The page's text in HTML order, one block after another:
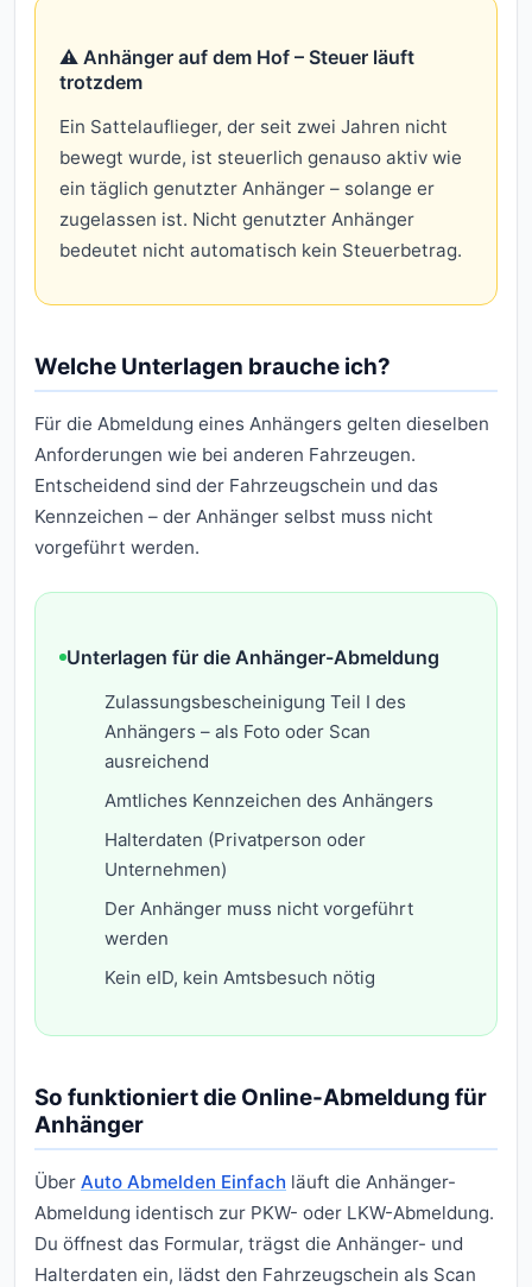
⚠️ Anhänger auf dem Hof – Steuer läuft
trotzdem
Ein Sattelauflieger, der seit zwei Jahren nicht
bewegt wurde, ist steuerlich genauso aktiv wie
ein täglich genutzter Anhänger – solange er
zugelassen ist. Nicht genutzter Anhänger
bedeutet nicht automatisch kein Steuerbetrag.
Welche Unterlagen brauche ich?
Für die Abmeldung eines Anhängers gelten dieselben
Anforderungen wie bei anderen Fahrzeugen.
Entscheidend sind der Fahrzeugschein und das
Kennzeichen – der Anhänger selbst muss nicht
vorgeführt werden.
Unterlagen für die Anhänger-Abmeldung
Zulassungsbescheinigung Teil I des
Anhängers – als Foto oder Scan
ausreichend
Amtliches Kennzeichen des Anhängers
Halterdaten (Privatperson oder
Unternehmen)
Der Anhänger muss nicht vorgeführt
werden
Kein eID, kein Amtsbesuch nötig
So funktioniert die Online-Abmeldung für
Anhänger
Über Auto Abmelden Einfach läuft die Anhänger-
Abmeldung identisch zur PKW- oder LKW-Abmeldung.
Du öffnest das Formular, trägst die Anhänger- und
Halterdaten ein, lädst den Fahrzeugschein als Scan